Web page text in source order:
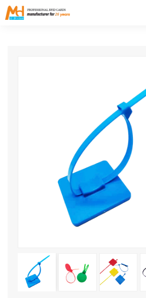
Français
Español
Português
بالعربية